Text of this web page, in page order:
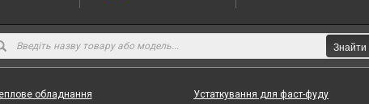
Знайти
обладнання
Устаткування для фаст-фуду